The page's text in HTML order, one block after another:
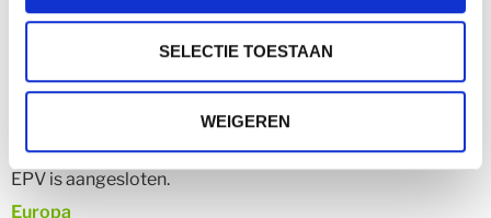
SELECTIE TOESTAAN
WEIGEREN
verder te concretiseren en de ambitie naar 100%
duurzaam hout te versnellen”.De pilotfase wordt in
december 2020 afgerond en de procurement claim kan
vervolgens officieel worden ingevoerd. Verder sluit het
initiatief prachtig aan bij de doelstellingen uit het
Convenant Bevorderen Duurzaam Bosbeheer, waarbij de
EPV is aangesloten.
Europa